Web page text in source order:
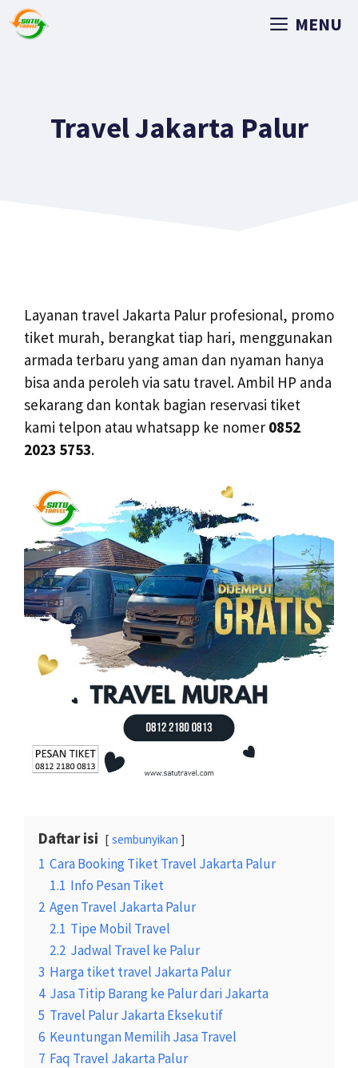
MENU
Travel Jakarta Palur
Layanan travel Jakarta Palur profesional, promo
tiket murah, berangkat tiap hari, menggunakan
armada terbaru yang aman dan nyaman hanya
bisa anda peroleh via satu travel. Ambil HP anda
sekarang dan kontak bagian reservasi tiket
kami telpon atau whatsapp ke nomer 0852
2023 5753.
Daftar isi sembunyikan
1 Cara Booking Tiket Travel Jakarta Palur
1.1 Info Pesan Tiket
2 Agen Travel Jakarta Palur
2.1 Tipe Mobil Travel
2.2 Jadwal Travel ke Palur
3 Harga tiket travel Jakarta Palur
4 Jasa Titip Barang ke Palur dari Jakarta
5 Travel Palur Jakarta Eksekutif
6 Keuntungan Memilih Jasa Travel
7 Faq Travel Jakarta Palur